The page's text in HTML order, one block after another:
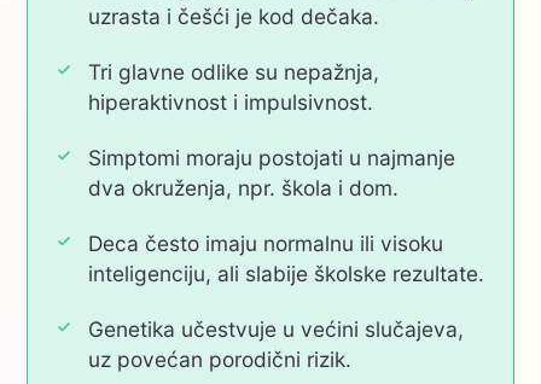
uzrasta i češći je kod dečaka.
Tri glavne odlike su nepažnja,
hiperaktivnost i impulsivnost.
Simptomi moraju postojati u najmanje
dva okruženja, npr. škola i dom.
Deca često imaju normalnu ili visoku
inteligenciju, ali slabije školske rezultate.
Genetika učestvuje u većini slučajeva,
uz povećan porodični rizik.